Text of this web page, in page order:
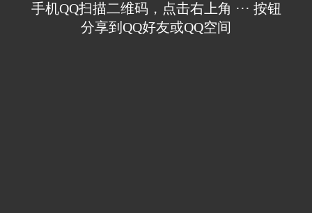
手机QQ扫描二维码，点击右上角 ··· 按钮
分享到QQ好友或QQ空间